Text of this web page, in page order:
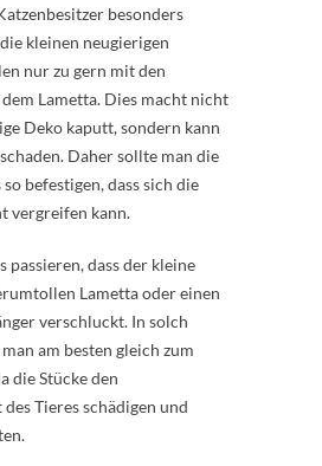
besonders
kleinen neugierigen
nur zu gern mit den
Lametta. Dies macht nicht
Deko kaputt, sondern kann
Daher sollte man die
befestigen, dass sich die
vergreifen kann.
passieren, dass der kleine
Lametta oder einen
verschluckt. In solch
am besten gleich zum
die Stücke den
Tieres schädigen und